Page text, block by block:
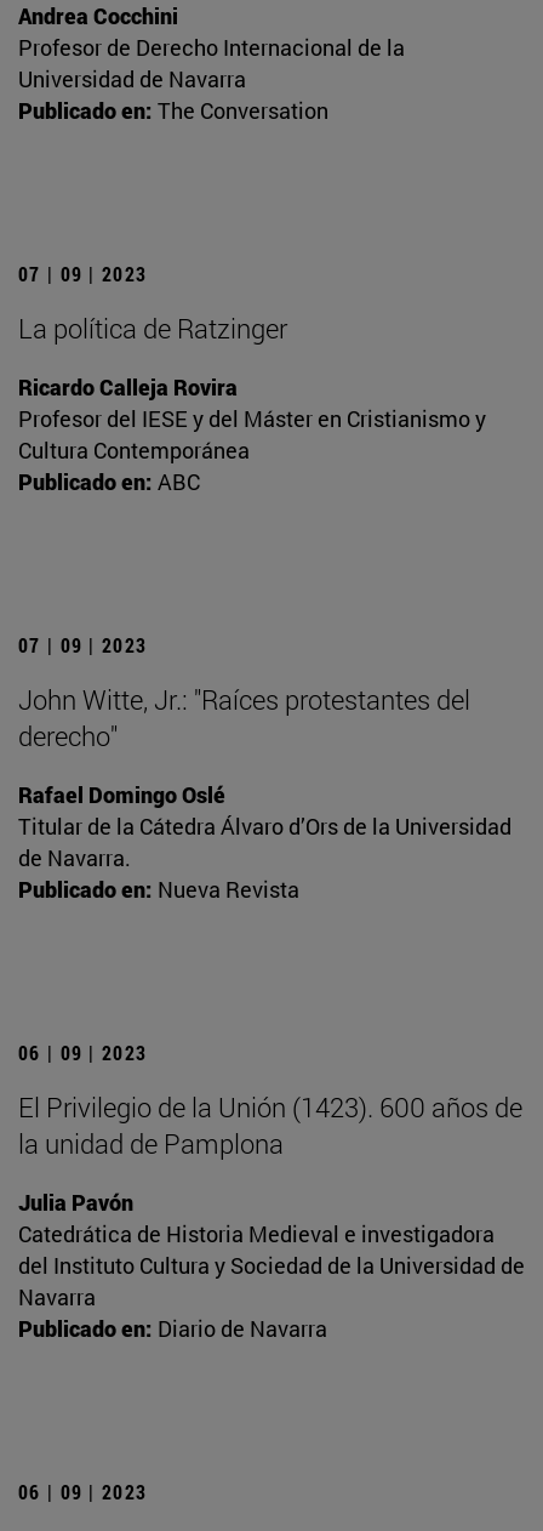
Andrea Cocchini
Profesor de Derecho Internacional de la
Universidad de Navarra
Publicado en: The Conversation
07 | 09 | 2023
La política de Ratzinger
Ricardo Calleja Rovira
Profesor del IESE y del Máster en Cristianismo y
Cultura Contemporánea
Publicado en: ABC
07 | 09 | 2023
John Witte, Jr.: "Raíces protestantes del
derecho"
Rafael Domingo Oslé
Titular de la Cátedra Álvaro d’Ors de la Universidad
de Navarra.
Publicado en: Nueva Revista
06 | 09 | 2023
El Privilegio de la Unión (1423). 600 años de
la unidad de Pamplona
Julia Pavón
Catedrática de Historia Medieval e investigadora
del Instituto Cultura y Sociedad de la Universidad de
Navarra
Publicado en: Diario de Navarra
06 | 09 | 2023